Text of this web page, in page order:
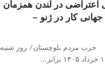
اعتراضی در لندن همزمان
کار در ژنو –
حزب مردم بلوچستان/ روز شنبه